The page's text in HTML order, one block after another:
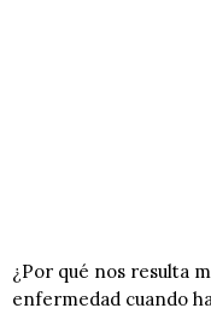
¿Por qué nos resulta
enfermedad cuando